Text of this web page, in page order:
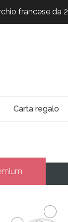
francese da
francese da
Carta regalo